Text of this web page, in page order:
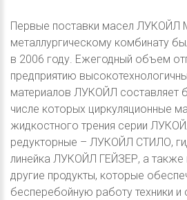
Первые поставки масел ЛУКОЙЛ
металлургическому комбинату
в 2006 году. Ежегодный объем
предприятию
материалов ЛУКОЙЛ составляет
числе которых циркуляционные
жидкостного трения серии
редукторные – ЛУКОЙЛ СТИЛО,
линейка ЛУКОЙЛ ГЕЙЗЕР, а также
другие продукты, которые
бесперебойную работу техники и